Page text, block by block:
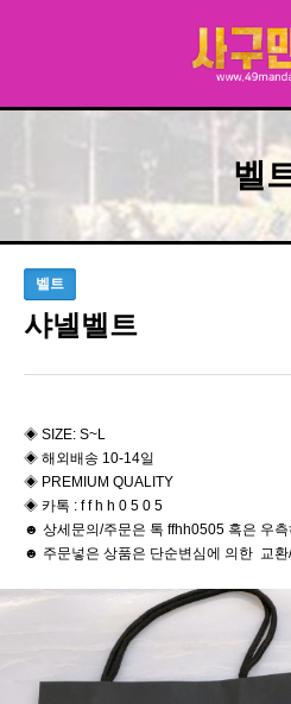
벨
벨트
샤넬벨트
◈ ​SIZE: S~L
◈ 해외배송 10-14일
◈ PREMIUM QUALITY
◈ 카톡 : f f h h 0 5 0 5
☻ 상세문의/주문은 톡 ffhh0505 혹은 우
☻ 주문넣은 상품은 단순변심에 의한 교